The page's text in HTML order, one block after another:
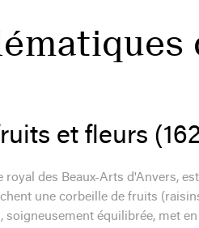
et fleurs
des Beaux-Arts d'Anvers,
une corbeille de fruits
équilibrée, met